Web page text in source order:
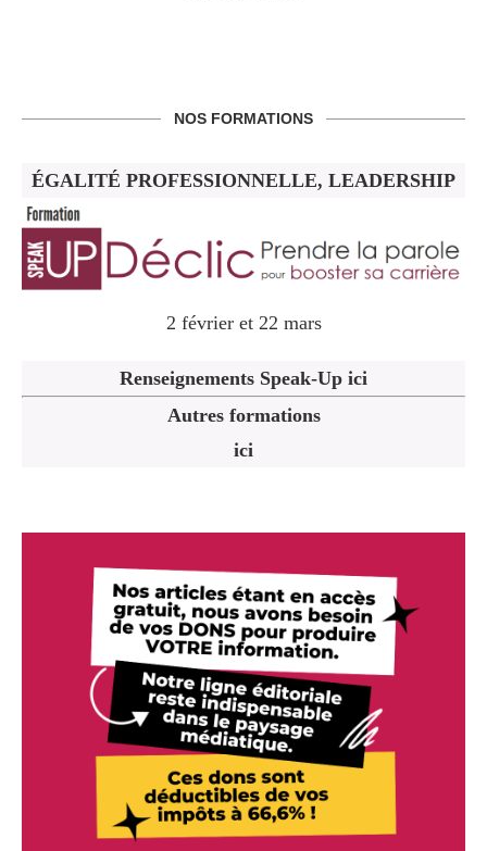
NOS FORMATIONS
ÉGALITÉ PROFESSIONNELLE, LEADERSHIP
2 février et 22 mars
Renseignements Speak-Up ici
Autres formations
ici